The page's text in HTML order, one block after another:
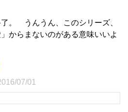
。 うんうん、このシリーズ、
からまないのがある意味いいよ
07/01